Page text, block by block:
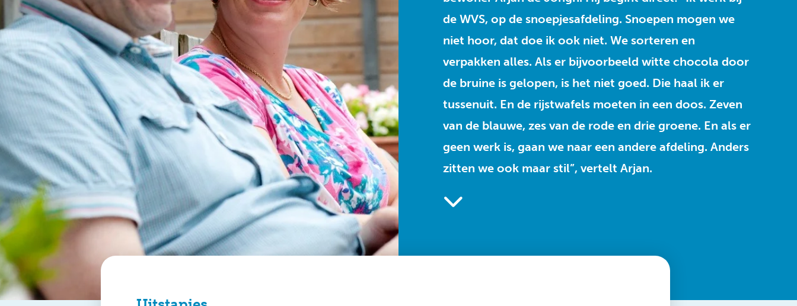
de WVS, op de snoepjesafdeling. Snoepen mogen we
niet hoor, dat doe ik ook niet. We sorteren en
verpakken alles. Als er bijvoorbeeld witte chocola door
de bruine is gelopen, is het niet goed. Die haal ik er
tussenuit. En de rijstwafels moeten in een doos. Zeven
van de blauwe, zes van de rode en drie groene. En als er
geen werk is, gaan we naar een andere afdeling. Anders
zitten we ook maar stil”, vertelt Arjan.